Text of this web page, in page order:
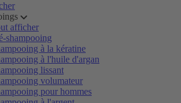
afficher
shampooing
à la kératine
à l'huile d'argan
lissant
volumateur
pour hommes